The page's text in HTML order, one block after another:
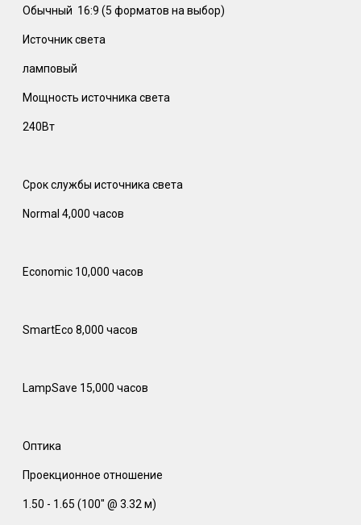
Обычный 16:9 (5 форматов на выбор)
Источник света
ламповый
Мощность источника света
240Вт
Срок службы источника света
Normal 4,000 часов
Economic 10,000 часов
SmartEco 8,000 часов
LampSave 15,000 часов
Оптика
Проекционное отношение
1.50 - 1.65 (100" @ 3.32 м)